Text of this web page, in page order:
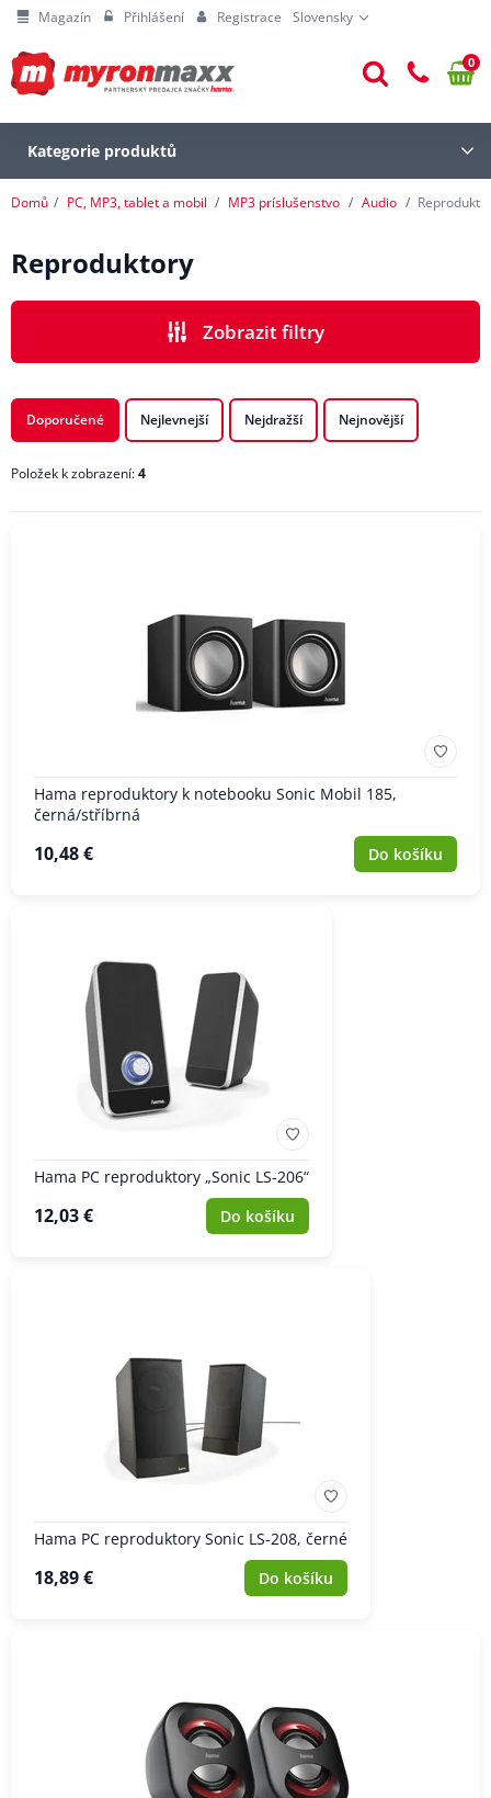
Magazín Přihlášení Registrace Slovensky
0
Kategorie produktů
Domů PC, MP3, tablet a mobil MP3 príslušenstvo Audio
Reproduktory
Zobrazit filtry
CENA
ZNAČKA
Doporučené Nejlevnejší Nejdražší Nejnovější
Položek k zobrazení:4
Hama reproduktory k notebooku Sonic Mobil 185,
černá/stříbrná
10,48 € Do košíku
Hama PC reproduktory „Sonic LS-206“
12,03 € Do košíku
Hama PC reproduktory Sonic LS-208, černé
18,89 € Do košíku